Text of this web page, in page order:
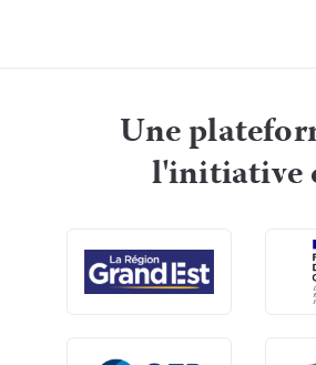
Une
l'initiative